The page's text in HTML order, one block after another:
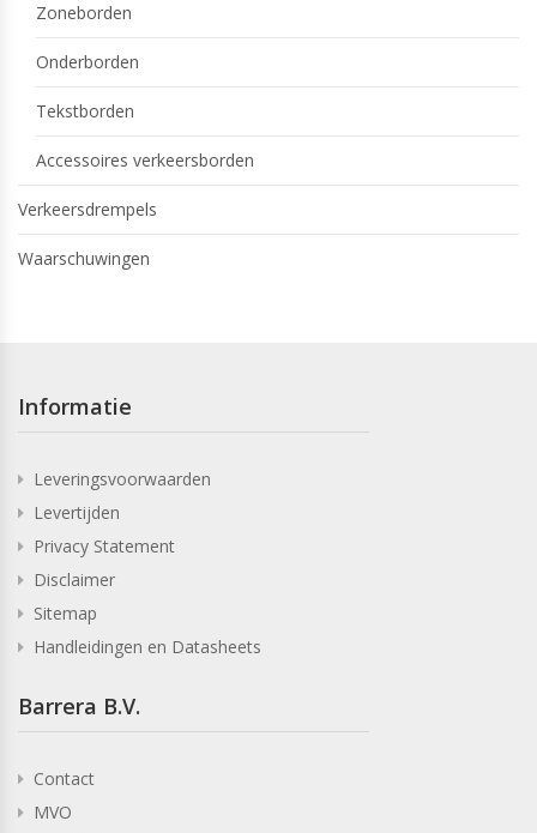
Zoneborden
Onderborden
Tekstborden
Accessoires verkeersborden
Verkeersdrempels
Waarschuwingen
Informatie
Leveringsvoorwaarden
Levertijden
Privacy Statement
Disclaimer
Sitemap
Handleidingen en Datasheets
Barrera B.V.
Contact
MVO